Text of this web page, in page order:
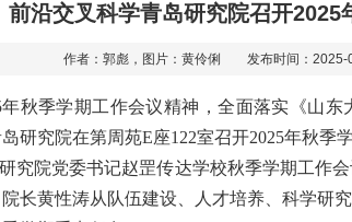
前沿交叉科学青岛研究院召开2025
作者：郭彪，图片：黄伶俐 发布时间：
年秋季学期工作会议精神，全面落实《山东
研究院在第周苑E座122室召开2025年秋季
究院党委书记赵罡传达学校秋季学期工作
长黄性涛从队伍建设、人才培养、科学研